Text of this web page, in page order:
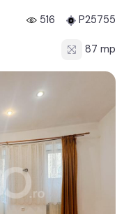
516 P25755
87 mp